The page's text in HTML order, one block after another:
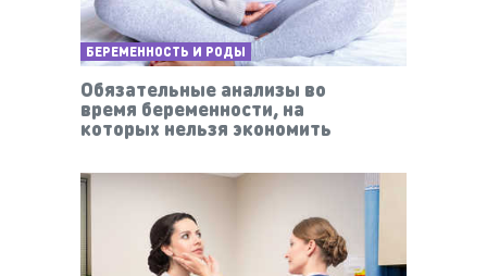
БЕРЕМЕННОСТЬ И РОДЫ
Обязательные анализы во
время беременности, на
которых нельзя экономить